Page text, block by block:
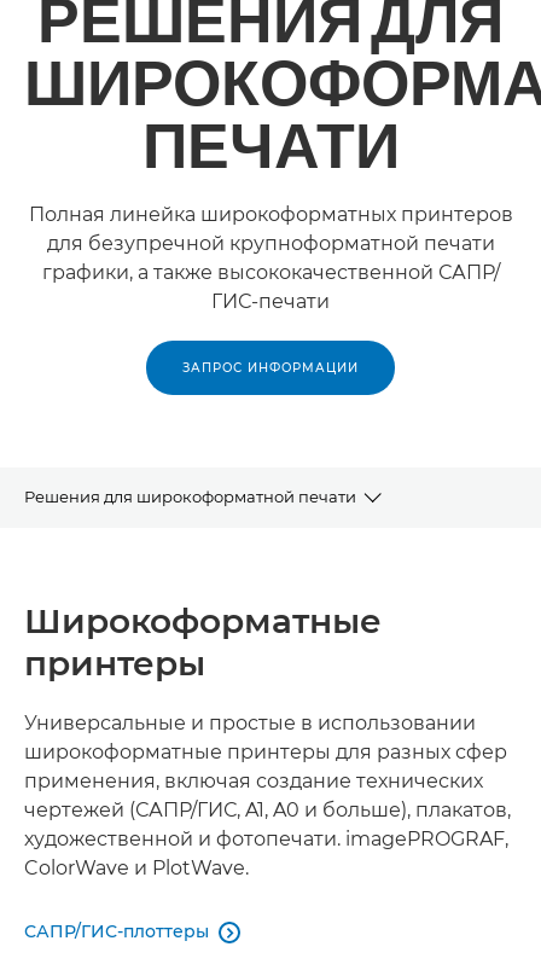
РЕШЕНИЯ ДЛЯ
ПЕЧАТИ
Полная линейка широкоформатных принтеров
для безупречной крупноформатной печати
графики, а также высококачественной САПР/
ГИС-печати
ЗАПРОС ИНФОРМАЦИИ
Решения для широкоформатной печати
ПРИНТЕРЫ ROLL-TO-ROLL
ПЛАНШЕТНЫЕ ПРИНТЕРЫ
ВИРТУАЛЬНЫЙ ШОУ-РУМ
СОПУТСТВУЮЩИЕ ПРОДУКТЫ
Широкоформатные
принтеры
Универсальные и простые в использовании
широкоформатные принтеры для разных сфер
применения, включая создание технических
чертежей (САПР/ГИС, A1, A0 и больше), плакатов,
художественной и фотопечати. imagePROGRAF,
ColorWave и PlotWave.
САПР/ГИС-плоттеры 